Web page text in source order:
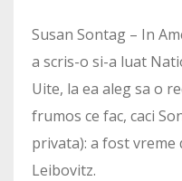
Susan Sontag – In
a scris-o si-a luat
Uite, la ea aleg sa o
frumos ce fac, caci
privata): a fost
Leibovitz.